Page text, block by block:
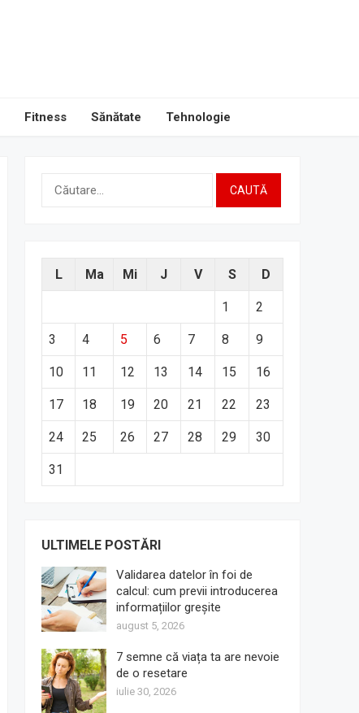
Fitness Sănătate Tehnologie
Caută
L Ma Mi J V S D
1 2
3 4 5 6 7 8 9
10 11 12 13 14 15 16
17 18 19 20 21 22 23
24 25 26 27 28 29 30
31
ULTIMELE POSTĂRI
Validarea datelor în foi de
calcul: cum previi introducerea
informațiilor greșite
august 5, 2026
7 semne că viața ta are nevoie
de o resetare
iulie 30, 2026